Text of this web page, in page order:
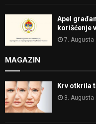
Apel
korišćenje
7. Augusta
MAGAZIN
Krv otkrila
3. Augusta